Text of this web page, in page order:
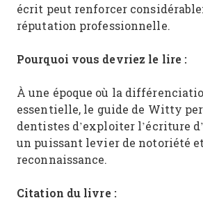
écrit peut renforcer
réputation professionnelle.
Pourquoi vous devriez le lire :
À une époque où la
essentielle, le guide de Witty
dentistes d’exploiter l’écriture
un puissant levier de notoriété
reconnaissance.
Citation du livre :